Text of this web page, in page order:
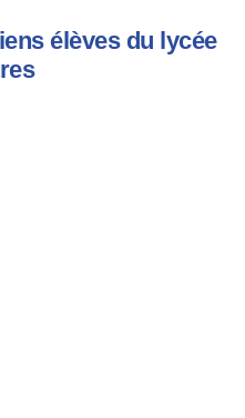
élèves du lycée